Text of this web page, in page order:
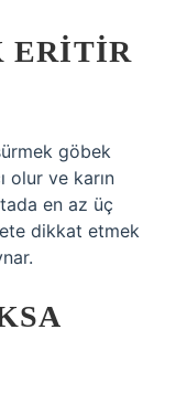
ERITIR
göbek
olur ve karın
en az üç
dikkat etmek